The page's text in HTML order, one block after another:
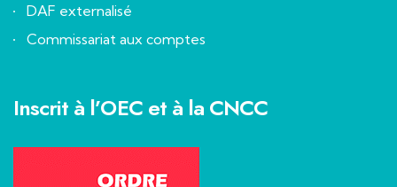
DAF externalisé
Commissariat aux comptes
Inscrit à l’OEC et à la CNCC